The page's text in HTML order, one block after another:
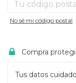
No sé mi código postal
Compra
Tus datos